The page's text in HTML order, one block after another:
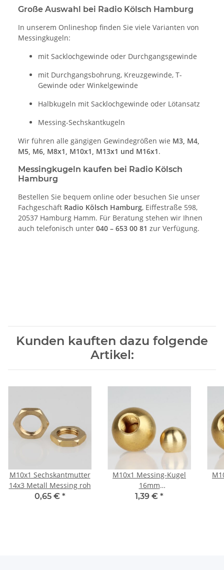
Große Auswahl bei Radio Kölsch Hamburg
In unserem Onlineshop finden Sie viele Varianten von
Messingkugeln:
mit Sacklochgewinde oder Durchgangsgewinde
mit Durchgangsbohrung, Kreuzgewinde, T-
Gewinde oder Winkelgewinde
Halbkugeln mit Sacklochgewinde oder Lötansatz
Messing-Sechskantkugeln
Wir führen alle gängigen Gewindegrößen wie M3, M4,
M5, M6, M8x1, M10x1, M13x1 und M16x1.
Messingkugeln kaufen bei Radio Kölsch
Hamburg
Bestellen Sie bequem online oder besuchen Sie unser
Fachgeschäft Radio Kölsch Hamburg, Eiffestraße 598,
20537 Hamburg Hamm. Für Beratung stehen wir Ihnen
auch telefonisch unter 040 – 653 00 81 zur Verfügung.
Kunden kauften dazu folgende
Artikel:
M10x1 Sechskantmutter
14x3 Metall Messing roh
0,65 € *
M10x1 Messing-Kugel
16mm
Außendurchmesser mit
1,39 € *